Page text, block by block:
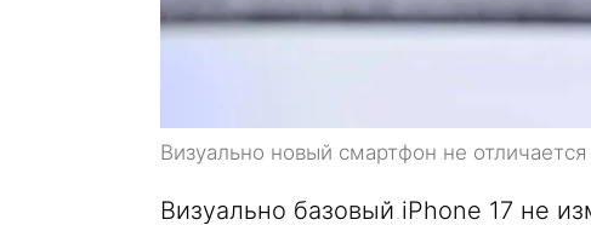
Визуально новый смартфон не
Визуально базовый iPhone 17 не